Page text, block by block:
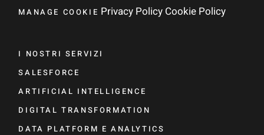
MANAGE COOKIE Privacy Policy Cookie Policy
I NOSTRI SERVIZI
SALESFORCE
ARTIFICIAL INTELLIGENCE
DIGITAL TRANSFORMATION
DATA PLATFORM E ANALYTICS